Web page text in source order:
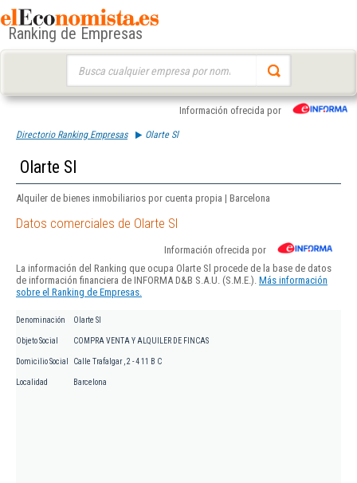
Ranking de Empresas
Información ofrecida por
Directorio Ranking Empresas Olarte Sl
Olarte Sl
Alquiler de bienes inmobiliarios por cuenta propia | Barcelona
Datos comerciales de Olarte Sl
Información ofrecida por
La información del Ranking que ocupa Olarte Sl procede de la base de datos
de información financiera de INFORMA D&B S.A.U. (S.M.E.). Más información
sobre el Ranking de Empresas.
Denominación Olarte Sl
Objeto Social COMPRA VENTA Y ALQUILER DE FINCAS
Domicilio Social Calle Trafalgar , 2 - 4 11 B C
Localidad Barcelona